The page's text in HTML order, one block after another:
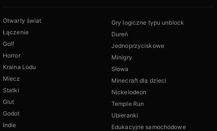
Otwarty świat
Łączenie
Golf
Horror
Kraina Lodu
Miecz
Statki
Glut
Godot
Indie
Gry logiczne typu unblock
Dureń
Jednoprzyciskowe
Minigry
Słowa
Minecraft dla dzieci
Nickelodeon
Temple Run
Ubieranki
Edukacyjne samochodowe